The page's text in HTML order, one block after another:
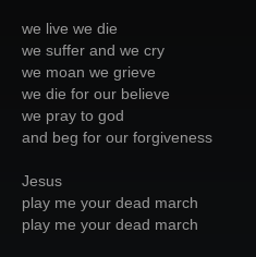
we live we die
we suffer and we cry
we moan we grieve
we die for our believe
we pray to god
and beg for our forgiveness
Jesus
play me your dead march
play me your dead march